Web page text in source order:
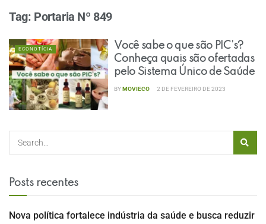
Tag: Portaria Nº 849
ECONOTÍCIA
Você sabe o que são PIC’s?
Conheça quais são ofertadas
pelo Sistema Único de Saúde
BYMOVIECO 2 DE FEVEREIRO DE 2023
Posts recentes
Nova política fortalece indústria da saúde e busca reduzir